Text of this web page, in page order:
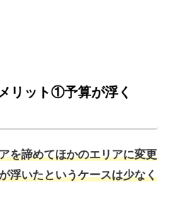
リット①予算が浮く
を諦めてほかのエリアに変更
浮いたというケースは少なく